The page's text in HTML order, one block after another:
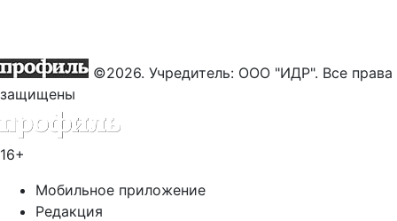
©2026. Учредитель: ООО "ИДР". Все права
защищены
16+
Мобильное приложение
Редакция